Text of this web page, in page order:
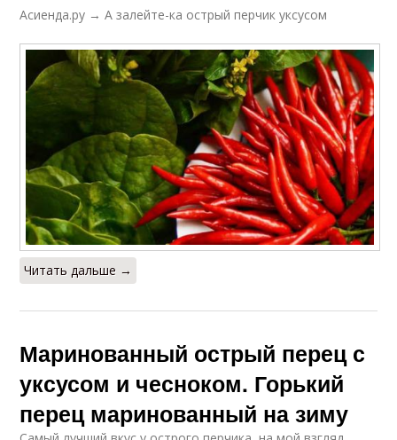
Асиенда.ру → А залейте-ка острый перчик уксусом
Читать дальше →
Маринованный острый перец с
уксусом и чесноком. Горький
перец маринованный на зиму